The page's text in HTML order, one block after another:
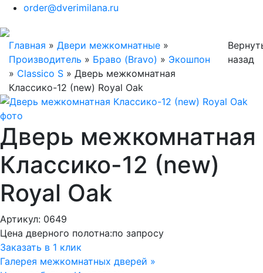
order@dverimilana.ru
Главная » Двери межкомнатные »
Производитель » Браво (Bravo) » Экошпон
» Classico S » Дверь межкомнатная
Классико-12 (new) Royal Oak
назад
Дверь межкомнатная
Классико-12 (new)
Royal Oak
Артикул: 0649
Цена дверного полотна:по запросу
Заказать в 1 клик
Галерея межкомнатных дверей »